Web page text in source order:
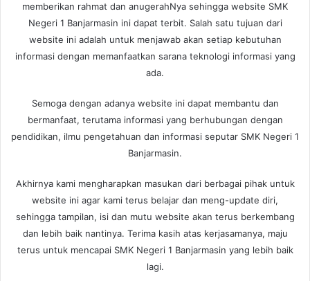
memberikan rahmat dan anugerahNya sehingga website SMK
Negeri 1 Banjarmasin ini dapat terbit. Salah satu tujuan dari
website ini adalah untuk menjawab akan setiap kebutuhan
informasi dengan memanfaatkan sarana teknologi informasi yang
ada.
Semoga dengan adanya website ini dapat membantu dan
bermanfaat, terutama informasi yang berhubungan dengan
pendidikan, ilmu pengetahuan dan informasi seputar SMK Negeri 1
Banjarmasin.
Akhirnya kami mengharapkan masukan dari berbagai pihak untuk
website ini agar kami terus belajar dan meng-update diri,
sehingga tampilan, isi dan mutu website akan terus berkembang
dan lebih baik nantinya. Terima kasih atas kerjasamanya, maju
terus untuk mencapai SMK Negeri 1 Banjarmasin yang lebih baik
lagi.